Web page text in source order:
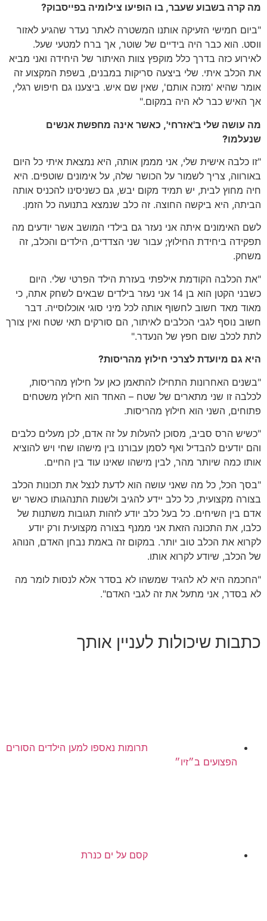
מה קרה בשבוע שעבר, בו הופיעו צילומיה בפייסבוק?
"ביום חמישי הזעיקה אותנו המשטרה לאתר נעדר שהגיע לאזור
ווסט. הוא כבר היה בידיים של שוטר, אך ברח למטעי שעל.
לאירוע כזה בדרך כלל מוקפץ צוות האיתור של היחידה ואני מביא
את הכלב איתי. שלי ביצעה סריקות במבנים, בשפת המקצוע זה
אומר שהיא 'מזכה אותם', שאין שם איש. ביצענו גם חיפוש רגלי,
אך האיש כבר לא היה במקום."
מה עושה שלי ב'אזרחי', כאשר אינה מחפשת אנשים
שנעלמו?
"זו כלבה אישית שלי, אני מממן אותה, היא נמצאת איתי כל היום
באורווה, צריך לשמור על הכושר שלה, על אימונים שוטפים. היא
חיה מחוץ לבית, יש תמיד מקום יבש, גם כשניסינו להכניס אותה
הביתה, היא ביקשה החוצה. זה כלב שנמצא בתנועה כל הזמן.
לשם האימונים איתה אני נעזר גם בילדי המושב אשר יודעים מה
תפקידה ביחידת החילוץ; עבור שני הצדדים, הילדים והכלב, זה
משחק.
"את הכלבה הקודמת אילפתי בעזרת הילד הפרטי שלי. היום
כשבני הקטן הוא בן 14 אני נעזר בילדים שבאים לשחק אתה, כי
מאוד מאד חשוב לחשוף אותה לכל מיני סוגי אוכלוסייה. דבר
חשוב נוסף לגבי הכלבים לאיתור, הם סורקים תאי שטח ואין צורך
לתת לכלב שום חפץ של הנעדר."
היא גם מיועדת לצרכי חילוץ מהריסות?
"בשנים האחרונות התחילו להתאמן כאן על חילוץ מהריסות,
לכלבה זו שני מתארים של שטח – האחד הוא חילוץ משטחים
פתוחים, השני הוא חילוץ מהריסות.
"כשיש הרס סביב, מסוכן להעלות על זה אדם, לכן מעלים כלבים
והם יודעים להבדיל ואף לסמן עבורנו בין מישהו שחי ויש להוציא
אותו כמה שיותר מהר, לבין מישהו שאינו עוד בין החיים.
"בסך הכל, כל מה שאני עושה הוא לדעת לנצל את תכונות הכלב
בצורה מקצועית, כל כלב יידע להגיב ולשנות התנהגותו כאשר יש
אדם בין השיחים. כל בעל כלב יודע לזהות תגובות משתנות של
כלבו, את התכונה הזאת אני ממנף בצורה מקצועית ורק יודע
לקרוא את הכלב טוב יותר. במקום זה באמת נבחן האדם, הנוהג
של הכלב, שיודע לקרוא אותו.
"החכמה היא לא להגיד שמשהו לא בסדר אלא לנסות לומר מה
לא בסדר, אני מתעל את זה לגבי האדם".
כתבות שיכולות לעניין אותך
תרומות נאספו למען הילדים הסורים
הפצועים ב״זיו״
קסם על ים כנרת